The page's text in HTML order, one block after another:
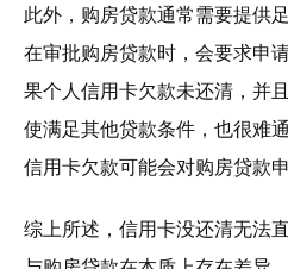
此外，购房贷款通常需要提供
在审批购房贷款时，会要求申
果个人信用卡欠款未还清，并
使满足其他贷款条件，也很难
信用卡欠款可能会对购房贷款
综上所述，信用卡没还清无法